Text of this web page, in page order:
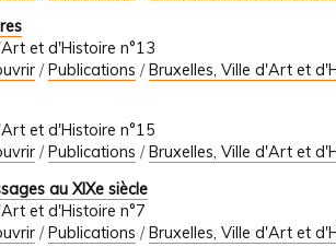
et d'Histoire n°13
/Publications /Bruxelles, Ville d'Art et
et d'Histoire n°15
/Publications /Bruxelles, Ville d'Art et
au XIXe siècle
et d'Histoire n°7
/Publications /Bruxelles, Ville d'Art et